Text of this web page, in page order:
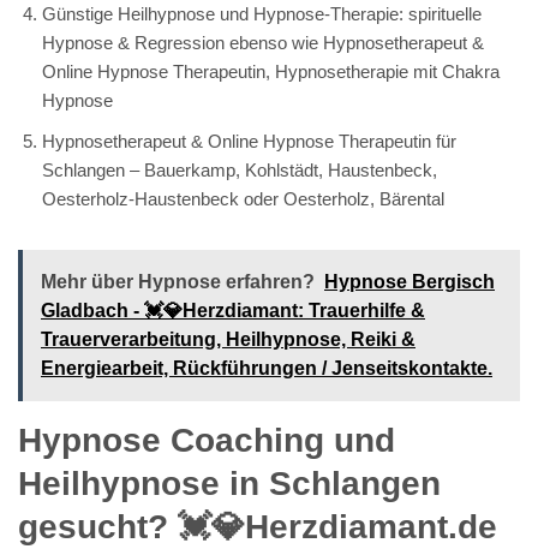
Günstige Heilhypnose und Hypnose-Therapie: spirituelle
Hypnose & Regression ebenso wie Hypnosetherapeut &
Online Hypnose Therapeutin, Hypnosetherapie mit Chakra
Hypnose
Hypnosetherapeut & Online Hypnose Therapeutin für
Schlangen – Bauerkamp, Kohlstädt, Haustenbeck,
Oesterholz-Haustenbeck oder Oesterholz, Bärental
Mehr über Hypnose erfahren?
Hypnose Bergisch
Gladbach - 💓️💎Herzdiamant: Trauerhilfe &
Trauerverarbeitung, Heilhypnose, Reiki &
Energiearbeit, Rückführungen / Jenseitskontakte.
Hypnose Coaching und
Heilhypnose in Schlangen
gesucht? 💓️💎Herzdiamant.de